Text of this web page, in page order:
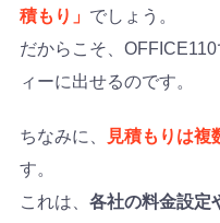
積もり」 でしょう。
だからこそ、
ィーに出せるのです。
ちなみに、 見積もりは複
す。
これは、 各社の料金設定